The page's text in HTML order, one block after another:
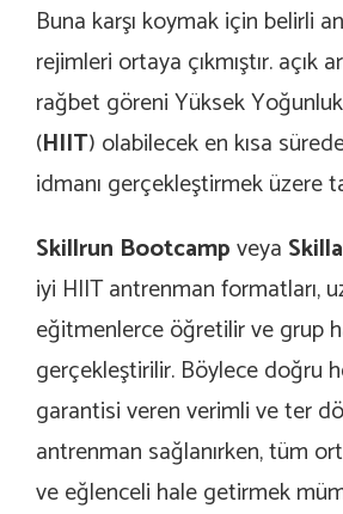
Buna karşı koymak için belirli
rejimleri ortaya çıkmıştır. açık
rağbet göreni Yüksek
(HIIT) olabilecek en kısa
idmanı gerçekleştirmek üzere
Skillrun Bootcampveya
iyi HIIT antrenman formatları,
eğitmenlerce öğretilir ve grup
gerçekleştirilir. Böylece doğru
garantisi veren verimli ve ter
antrenman sağlanırken, tüm
ve eğlenceli hale getirmek